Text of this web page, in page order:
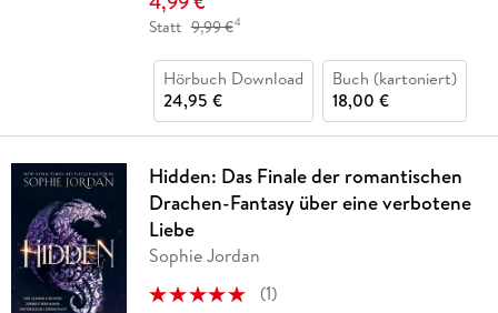
Statt 9,99 €4
Hörbuch Download
24,95 €
Buch (kartoniert)
18,00 €
Hidden: Das Finale der romantischen
Drachen-Fantasy über eine verbotene
Liebe
Sophie Jordan
(1)